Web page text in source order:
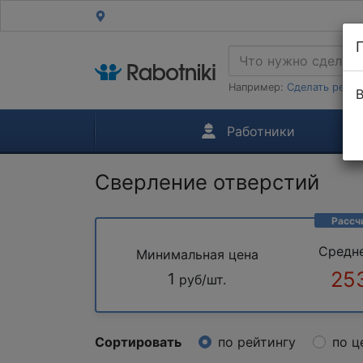
Например: Сделать
Работники
Сверление отверстий
Минимальная цена
1 руб/шт.
Сортировать по рейтингу по